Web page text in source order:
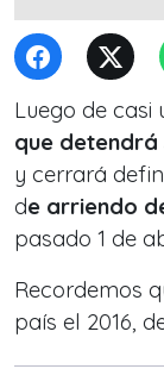
Luego de casi
que detendrá
y cerrará
de arriendo
pasado 1 de
Recordemos
país el 2016,